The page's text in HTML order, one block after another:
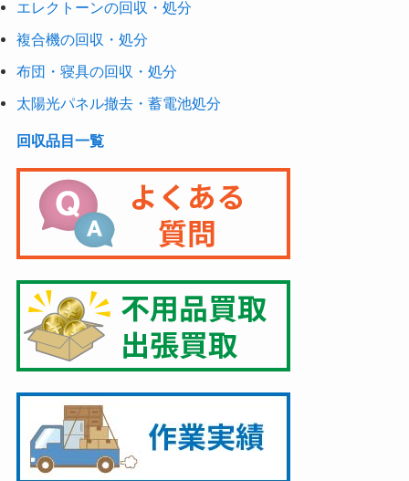
エレクトーンの回収・処分
複合機の回収・処分
布団・寝具の回収・処分
太陽光パネル撤去・蓄電池処分
回収品目一覧